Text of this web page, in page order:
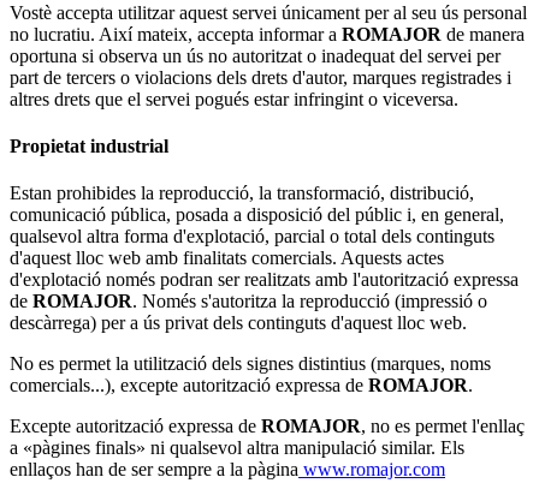
Vostè accepta utilitzar aquest servei únicament per al seu ús personal
no lucratiu. Així mateix, accepta informar a ROMAJOR de manera
oportuna si observa un ús no autoritzat o inadequat del servei per
part de tercers o violacions dels drets d'autor, marques registrades i
altres drets que el servei pogués estar infringint o viceversa.
Propietat industrial
Estan prohibides la reproducció, la transformació, distribució,
comunicació pública, posada a disposició del públic i, en general,
qualsevol altra forma d'explotació, parcial o total dels continguts
d'aquest lloc web amb finalitats comercials. Aquests actes
d'explotació només podran ser realitzats amb l'autorització expressa
de ROMAJOR. Només s'autoritza la reproducció (impressió o
descàrrega) per a ús privat dels continguts d'aquest lloc web.
No es permet la utilització dels signes distintius (marques, noms
comercials...), excepte autorització expressa de ROMAJOR.
Excepte autorització expressa de ROMAJOR, no es permet l'enllaç
a «pàgines finals» ni qualsevol altra manipulació similar. Els
enllaços han de ser sempre a la pàgina www.romajor.com